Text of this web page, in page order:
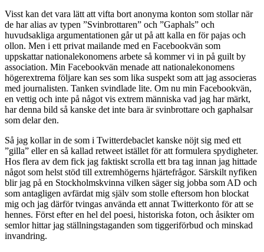
Visst kan det vara lätt att vifta bort anonyma konton som stollar när
de har alias av typen ”Svinbrottaren” och ”Gaphals” och
huvudsakliga argumentationen går ut på att kalla en för pajas och
ollon. Men i ett privat mailande med en Facebookvän som
uppskattar nationalekonomens arbete så kommer vi in på guilt by
association. Min Facebookvän menade att nationalekonomens
högerextrema följare kan ses som lika suspekt som att jag associeras
med journalisten. Tanken svindlade lite. Om nu min Facebookvän,
en vettig och inte på något vis extrem människa vad jag har märkt,
har denna bild så kanske det inte bara är svinbrottare och gaphalsar
som delar den.
Så jag kollar in de som i Twitterdebaclet kanske nöjt sig med ett
”gilla” eller en så kallad retweet istället för att formulera spydigheter.
Hos flera av dem fick jag faktiskt scrolla ett bra tag innan jag hittade
något som helst stöd till extremhögerns hjärtefrågor. Särskilt nyfiken
blir jag på en Stockholmskvinna vilken säger sig jobba som AD och
som antagligen avfärdat mig själv som stolle eftersom hon blockat
mig och jag därför tvingas använda ett annat Twitterkonto för att se
hennes. Först efter en hel del poesi, historiska foton, och åsikter om
semlor hittar jag ställningstaganden som tiggeriförbud och minskad
invandring.